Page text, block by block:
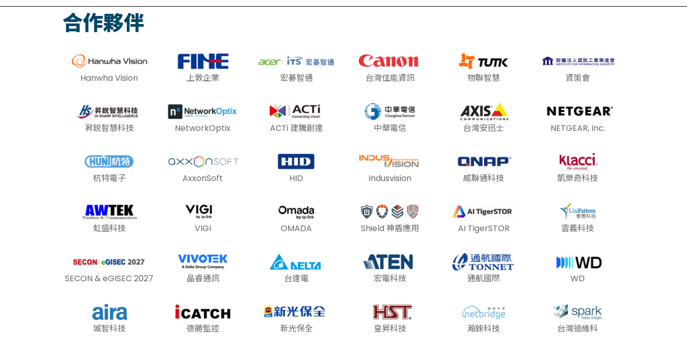
合作夥伴
Hanwha Vision 上敦企業 宏碁智通 台灣佳能資訊 物聯智慧 資策會
昇鋭智慧科技 NetworkOptix ACTi 建騰創達 中華電信 台灣安迅士 NETGEAR, Inc.
杭特電子 AxxonSoft HID Indusvision 威聯通科技 凱樂奇科技
虹盛科技 VIGI OMADA Shield 神盾應用 AI TigerSTOR 雲義科技
SECON & eGISEC 2027 晶睿通訊 台達電 宏電科技 通航國際 WD
城智科技 德勝監控 新光保全 皇昇科技 瀚錸科技 台灣迪維科